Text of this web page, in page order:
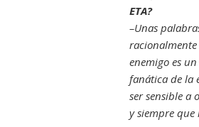
ETA?
–Unas
enemigo es
fanática de la
ser sensible a
y siempre